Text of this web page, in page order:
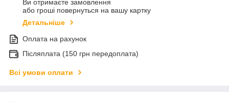
Ви отримаєте замовлення
або гроші повернуться на вашу картку
Детальніше
Оплата на рахунок
Післяплата (150 грн передоплата)
Всі умови оплати